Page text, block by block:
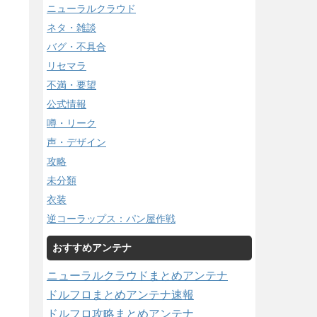
ニューラルクラウド
ネタ・雑談
バグ・不具合
リセマラ
不満・要望
公式情報
噂・リーク
声・デザイン
攻略
未分類
衣装
逆コーラップス：パン屋作戦
おすすめアンテナ
ニューラルクラウドまとめアンテナ
ドルフロまとめアンテナ速報
ドルフロ攻略まとめアンテナ